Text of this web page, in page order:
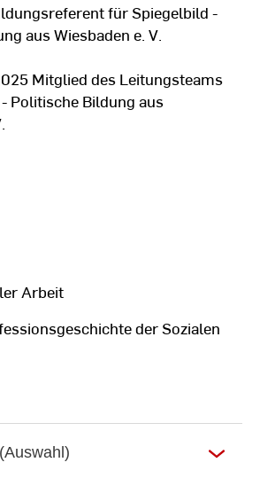
für Spiegelbild -
aus Wiesbaden e. V.
Mitglied des Leitungsteams
Politische Bildung aus
Arbeit
der Sozialen